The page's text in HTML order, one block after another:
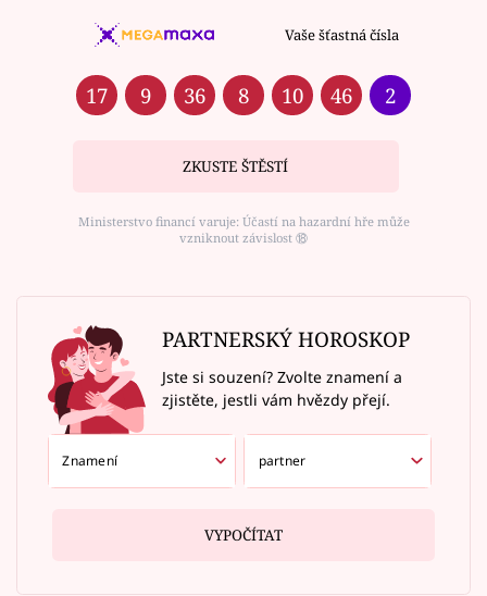
Vaše šťastná čísla
17 9 36 8 10 46 2
ZKUSTE ŠTĚSTÍ
Ministerstvo financí varuje: Účastí na hazardní hře může
vzniknout závislost ⑱
PARTNERSKÝ HOROSKOP
Jste si souzení? Zvolte znamení a
zjistěte, jestli vám hvězdy přejí.
VYPOČÍTAT